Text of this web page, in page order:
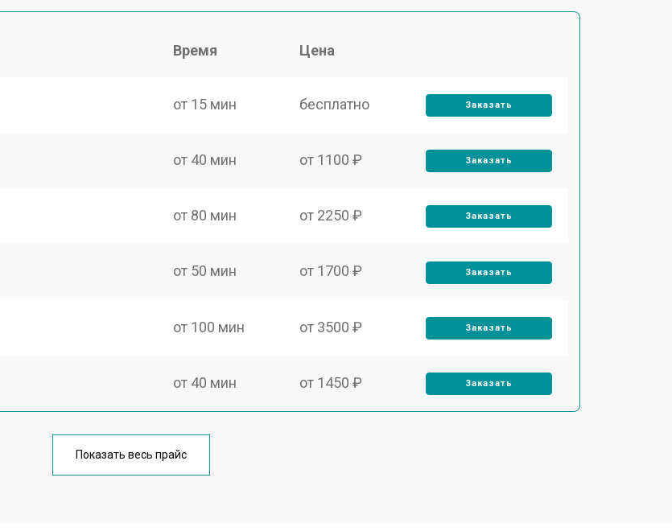
Время Цена
от 15 мин бесплатно Заказать
от 40 мин от 1100 ₽ Заказать
от 80 мин от 2250 ₽ Заказать
от 50 мин от 1700 ₽ Заказать
от 100 мин от 3500 ₽ Заказать
от 40 мин от 1450 ₽ Заказать
от 70 мин
Показать весь прайс